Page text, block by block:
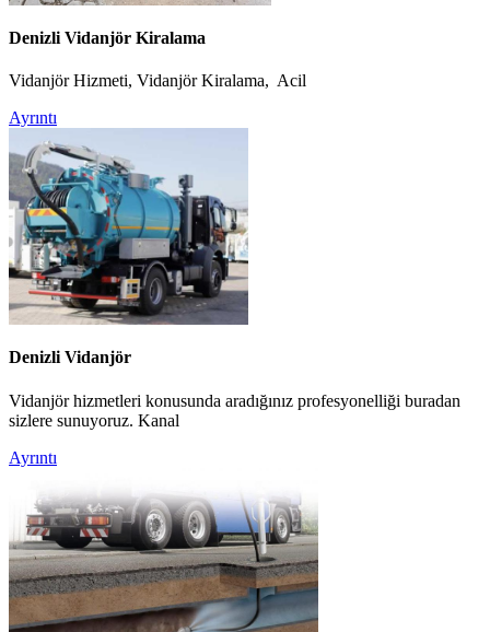
Denizli Vidanjör Kiralama
Vidanjör Hizmeti, Vidanjör Kiralama, Acil
Ayrıntı
Denizli Vidanjör
Vidanjör hizmetleri konusunda aradığınız profesyonelliği buradan
sizlere sunuyoruz. Kanal
Ayrıntı